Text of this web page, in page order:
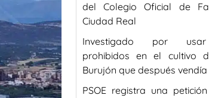
del Colegio Oficial de
Ciudad Real
Investigado por usar
prohibidos en el cultivo
Burujón que después vendía
PSOE registra una